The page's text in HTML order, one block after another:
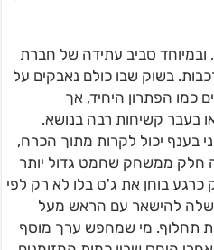
ובמיוחד סביב עתידה של חברת
בשוק שבו כולם נאבקים על
כמו הפתרון היחיד, אך
בעבר קשיחות רבה בנושא.
בענף יכול לקרות מתוך הכרח,
חלק ממשחק שחמט גדול יותר
בוחן את ג'ט בלו לא רק לפי
שלה להישאר עם הראש מעל
תחלוף. מי שמחפש ערך מוסף